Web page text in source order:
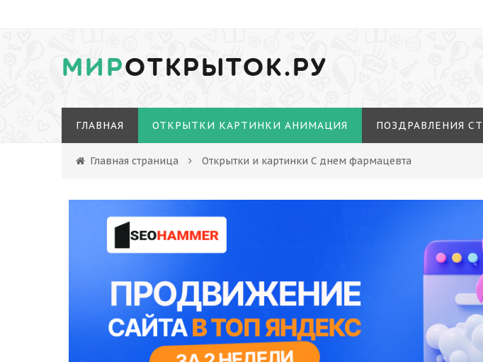
МИРОТКРЫТОК.РУ
ГЛАВНАЯ ОТКРЫТКИ КАРТИНКИ АНИМАЦИЯ ПОЗДРАВЛЕНИЯ
Главная страница Открытки и картинки С днем фармацевта